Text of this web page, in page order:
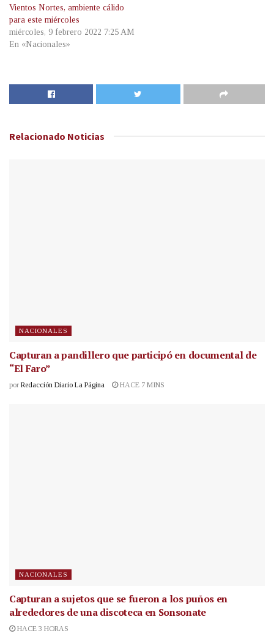
Vientos Nortes, ambiente cálido
para este miércoles
miércoles, 9 febrero 2022 7:25 AM
En «Nacionales»
Relacionado Noticias
NACIONALES
Capturan a pandillero que participó en documental de
“El Faro”
por Redacción Diario La Página HACE 7 MINS
NACIONALES
Capturan a sujetos que se fueron a los puños en
alrededores de una discoteca en Sonsonate
HACE 3 HORAS